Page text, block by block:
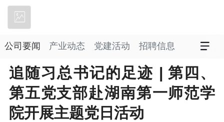
公司要闻 产业动态 党建活动 招聘信息
追随习总书记的足迹 | 第四、
第五党支部赴湖南第一师范学
院开展主题党日活动